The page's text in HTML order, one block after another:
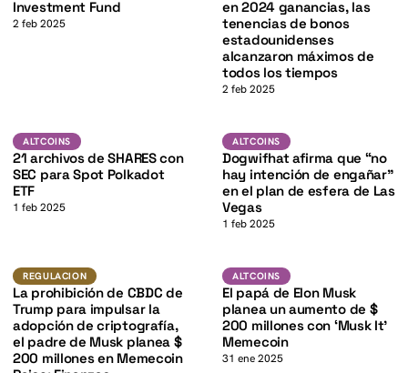
Investment Fund
2 feb 2025
en 2024 ganancias, las
tenencias de bonos
estadounidenses
alcanzaron máximos de
todos los tiempos
2 feb 2025
ALTCOINS DOT
K
ALTCOINS
21 archivos de SHARES con
SEC para Spot Polkadot
ETF
1 feb 2025
Altcoins
ALTCOINS
Dogwifhat afirma que “no
hay intención de engañar”
en el plan de esfera de Las
Vegas
1 feb 2025
Regulacion
K
REGULACION
La prohibición de CBDC de
Trump para impulsar la
adopción de criptografía,
el padre de Musk planea $
200 millones en Memecoin
Altcoins
ALTCOINS
El papá de Elon Musk
planea un aumento de $
200 millones con ‘Musk It’
Memecoin
31 ene 2025